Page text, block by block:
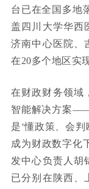
台已在全国多地
盖四川大学华西
济南中心医院、
在20多个地区实
在财政财务领域
智能解决方案
是‘懂政策、会
成为财政数字化
发中心负责人胡
已分别在陕西、